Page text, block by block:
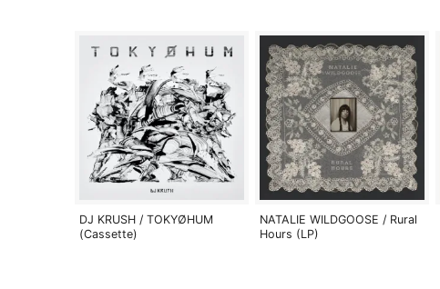
DJ KRUSH / TOKYØHUM
(Cassette)
NATALIE WILDGOOSE / Rural
Hours (LP)